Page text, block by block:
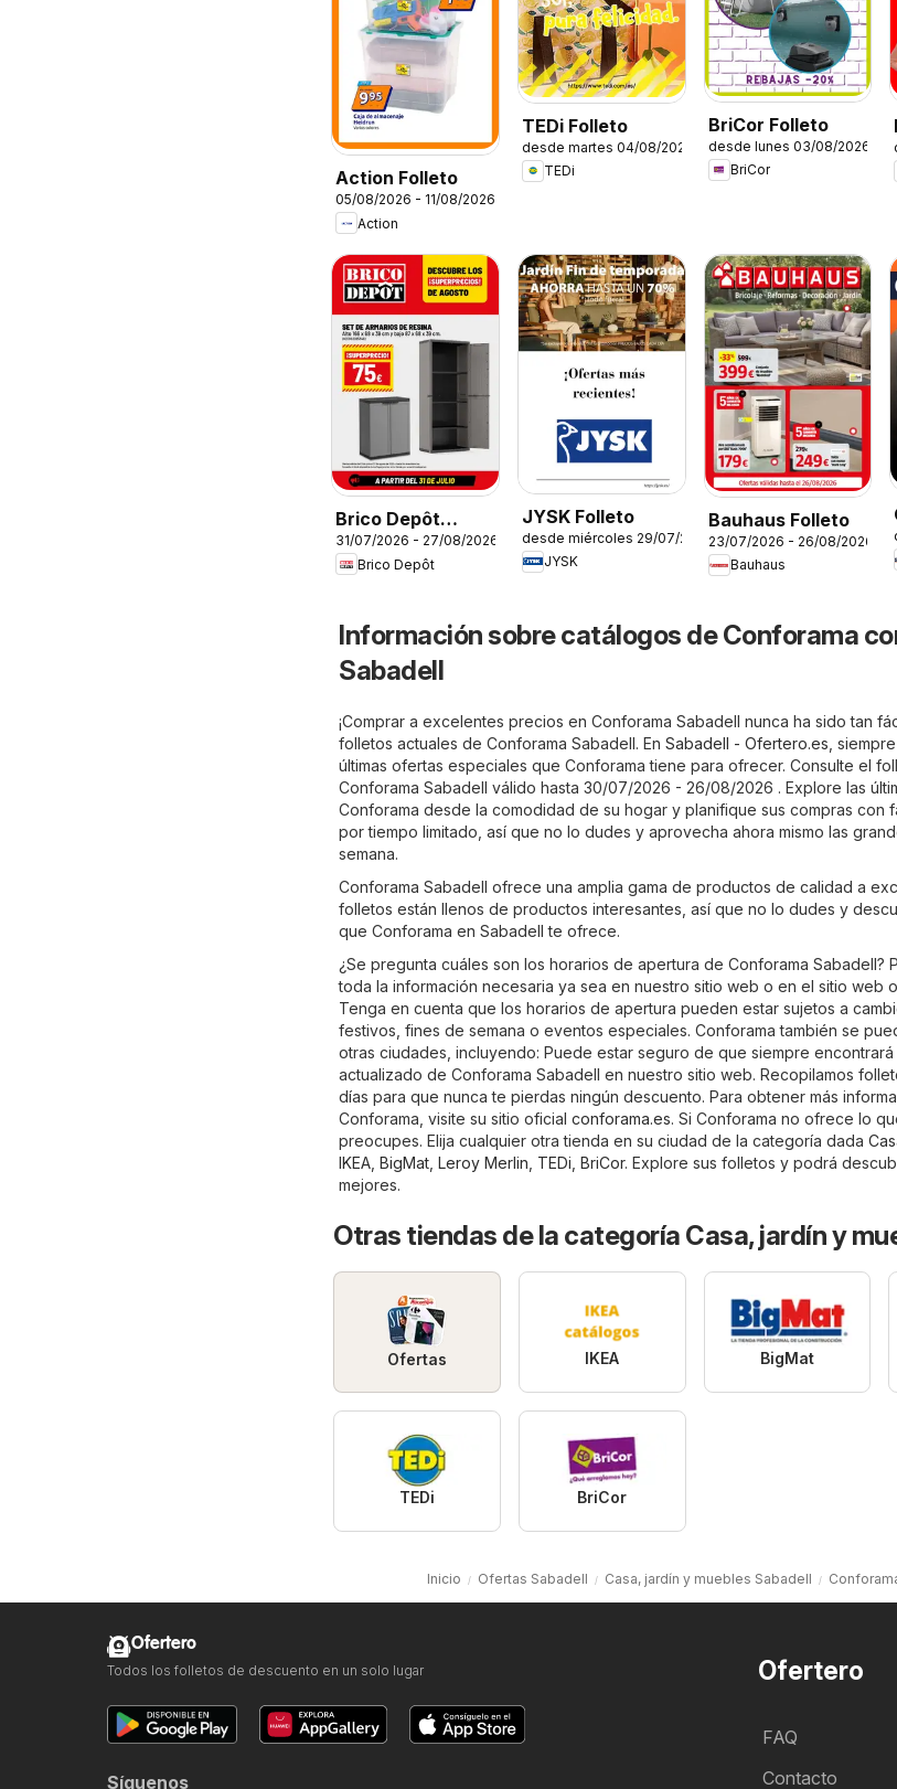
Action Folleto
05/08/2026 - 11/08/2026
Action
TEDi Folleto
desde martes 04/08/2026
TEDi
BriCor Folleto
desde lunes 03/08/2026
BriCor
Brico Depôt
Folleto
31/07/2026 - 27/08/2026
Brico Depôt
JYSK Folleto
desde miércoles 29/07/2026
JYSK
Bauhaus Folleto
23/07/2026 - 26/08/2026
Bauhaus
Información sobre catálogos de Conforama
Sabadell
¡Comprar a excelentes precios en Conforama Sabadell nunca ha sido tan
folletos actuales de Conforama Sabadell. En Sabadell - Ofertero.es ,
últimas ofertas especiales que Conforama tiene para ofrecer. Consulte el
Conforama Sabadell válido hasta 30/07/2026 - 26/08/2026 . Explore las
Conforama desde la comodidad de su hogar y planifique sus compras con
por tiempo limitado, así que no lo dudes y aprovecha ahora mismo las
semana.
Conforama Sabadell ofrece una amplia gama de productos de calidad a
folletos están llenos de productos interesantes, así que no lo dudes y
que Conforama en Sabadell te ofrece.
¿Se pregunta cuáles son los horarios de apertura de Conforama Sabadell?
toda la información necesaria ya sea en nuestro sitio web o en el sitio web
Tenga en cuenta que los horarios de apertura pueden estar sujetos a
festivos, fines de semana o eventos especiales. Conforama también se
otras ciudades, incluyendo: Puede estar seguro de que siempre
actualizado de Conforama Sabadell en nuestro sitio web. Recopilamos
días para que nunca te pierdas ningún descuento. Para obtener más
Conforama, visite su sitio oficial conforama.es. Si Conforama no ofrece lo
preocupes. Elija cualquier otra tienda en su ciudad de la categoría dada
IKEA BigMat Leroy Merlin TEDi BriCor. Explore sus folletos y podrá
mejores.
Otras tiendas de la categoría Casa, jardín y
Ofertas IKEA BigMat
TEDi BriCor
Inicio Ofertas Sabadell Casa, jardín y muebles Sabadell
Ofertero
FAQ
Contacto
Ofertero
Todos los folletos de descuento en un solo lugar
Síguenos